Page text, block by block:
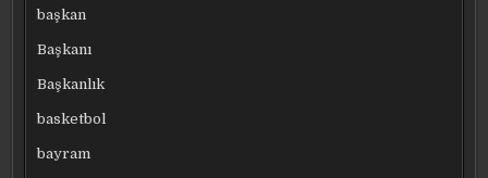
başkan
Başkanı
Başkanlık
basketbol
bayram